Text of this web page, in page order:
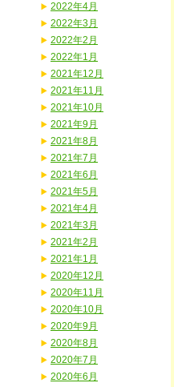
2022年4月
2022年3月
2022年2月
2022年1月
2021年12月
2021年11月
2021年10月
2021年9月
2021年8月
2021年7月
2021年6月
2021年5月
2021年4月
2021年3月
2021年2月
2021年1月
2020年12月
2020年11月
2020年10月
2020年9月
2020年8月
2020年7月
2020年6月